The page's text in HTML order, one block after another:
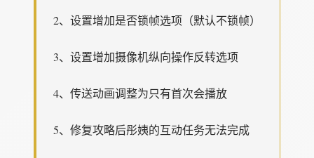
2、设置增加是否锁帧选项（默认不锁帧）
3、设置增加摄像机纵向操作反转选项
4、传送动画调整为只有首次会播放
5、修复攻略后彤姨的互动任务无法完成